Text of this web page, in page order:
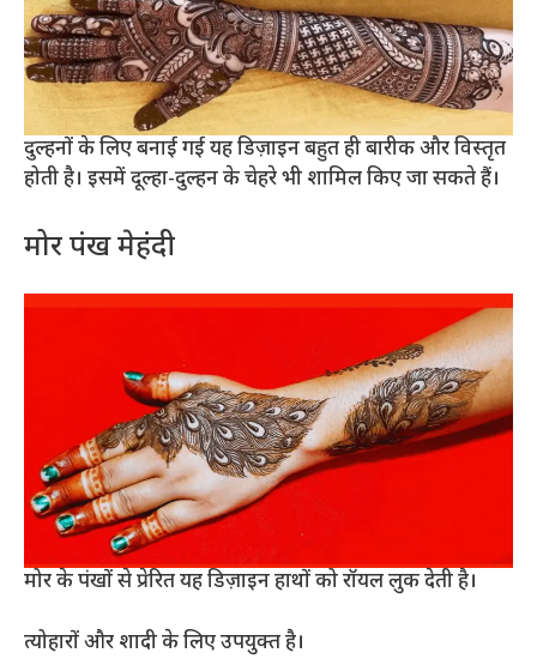
दुल्हनों के लिए बनाई गई यह डिज़ाइन बहुत ही बारीक और विस्तृत
होती है। इसमें दूल्हा-दुल्हन के चेहरे भी शामिल किए जा सकते हैं।
मोर पंख मेहंदी
मोर के पंखों से प्रेरित यह डिज़ाइन हाथों को रॉयल लुक देती है।
त्योहारों और शादी के लिए उपयुक्त है।